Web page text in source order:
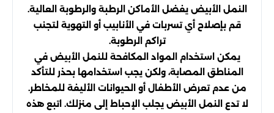
النمل الأبيض يفضل الأماكن الرطبة والرطوبة العالية.
قم بإصلاح أي تسربات في الأنابيب أو التهوية لتجنب
تراكم الرطوبة.
يمكن استخدام المواد المكافحة للنمل الأبيض في
المناطق المصابة، ولكن يجب استخدامها بحذر للتأكد
من عدم تعرض الأطفال أو الحيوانات الأليفة للمخاطر.
لا تدع النمل الأبيض يجلب الإحباط إلى منزلك. اتبع هذه